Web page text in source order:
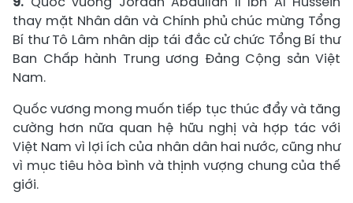
thay mặt Nhân dân và Chính phủ chúc mừng Tổng
Bí thư Tô Lâm nhân dịp tái đắc cử chức Tổng Bí thư
Ban Chấp hành Trung ương Đảng Cộng sản Việt
Nam.
Quốc vương mong muốn tiếp tục thúc đẩy và tăng
cường hơn nữa quan hệ hữu nghị và hợp tác với
Việt Nam vì lợi ích của nhân dân hai nước, cũng như
vì mục tiêu hòa bình và thịnh vượng chung của thế
giới.